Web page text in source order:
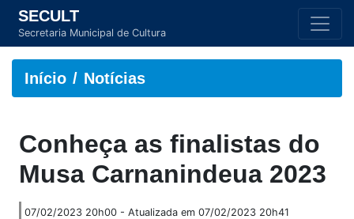
SECULT
Secretaria Municipal de Cultura
Início Notícias
Conheça as finalistas do
Musa Carnanindeua 2023
07/02/2023 20h00 - Atualizada em 07/02/2023 20h41